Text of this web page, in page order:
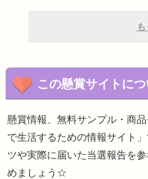
この懸賞サイトに
懸賞情報、無料サンプル・商
で生活するための情報サイト
ツや実際に届いた当選報告を
めましょう☆